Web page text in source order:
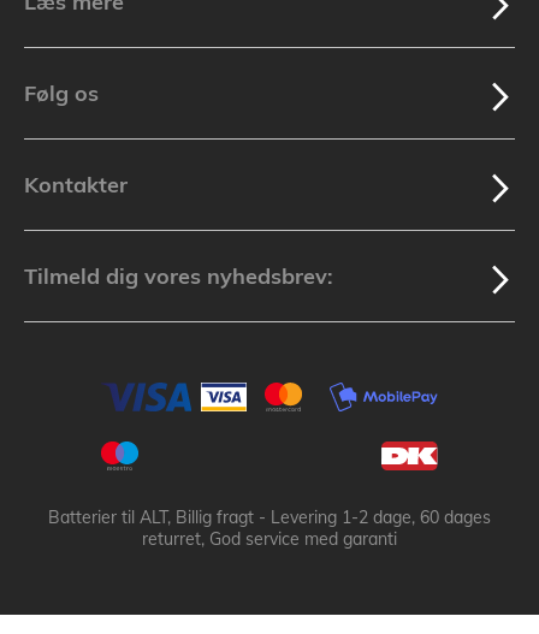
Følg os
Kontakter
Tilmeld dig vores nyhedsbrev:
Batterier til ALT, Billig fragt - Levering 1-2 dage, 60 dages
returret, God service med garanti